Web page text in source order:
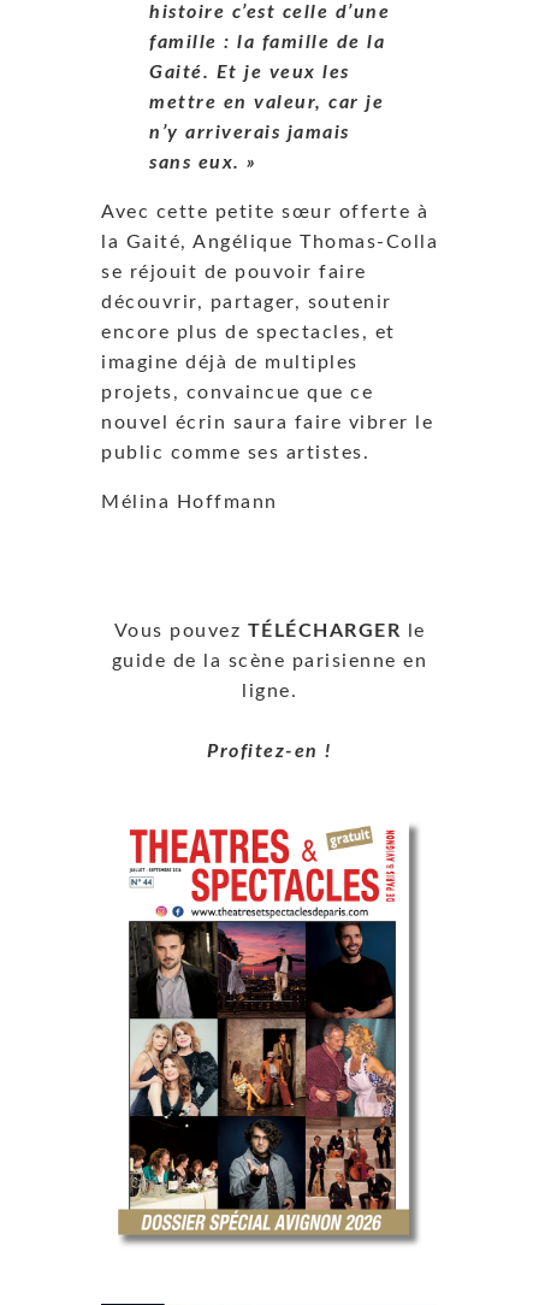
histoire c’est celle d’une
famille : la famille de la
Gaité. Et je veux les
mettre en valeur, car je
n’y arriverais jamais
sans eux. »
Avec cette petite sœur offerte à
la Gaité, Angélique Thomas-Colla
se réjouit de pouvoir faire
découvrir, partager, soutenir
encore plus de spectacles, et
imagine déjà de multiples
projets, convaincue que ce
nouvel écrin saura faire vibrer le
public comme ses artistes.
Mélina Hoffmann
Vous pouvez TÉLÉCHARGER le
guide de la scène parisienne en
ligne.
Profitez-en !